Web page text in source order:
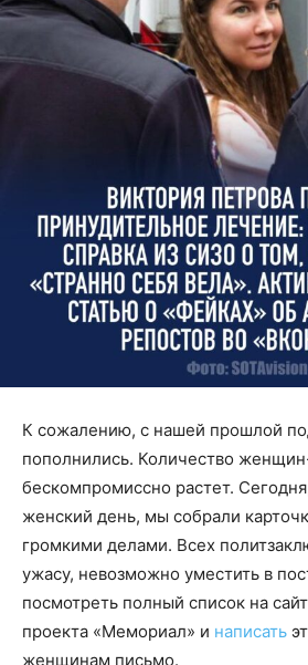
К сожалению, с нашей прошлой
пополнились. Количество
бескомпромиссно растет.
женский день, мы собрали
громкими делами. Всех
ужасу, невозможно уместить в
посмотреть полный список на
проекта «Мемориал» и написать
женщинам письмо.